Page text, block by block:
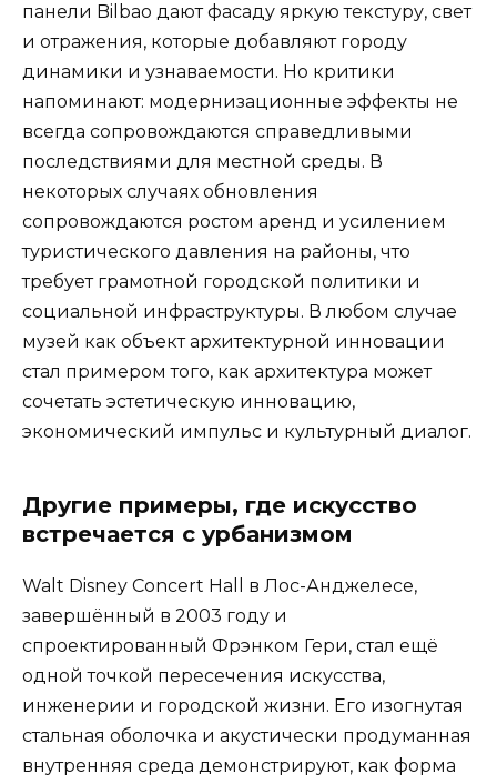
панели Bilbao дают фасаду яркую текстуру, свет
и отражения, которые добавляют городу
динамики и узнаваемости. Но критики
напоминают: модернизационные эффекты не
всегда сопровождаются справедливыми
последствиями для местной среды. В
некоторых случаях обновления
сопровождаются ростом аренд и усилением
туристического давления на районы, что
требует грамотной городской политики и
социальной инфраструктуры. В любом случае
музей как объект архитектурной инновации
стал примером того, как архитектура может
сочетать эстетическую инновацию,
экономический импульс и культурный диалог.
Другие примеры, где искусство
встречается с урбанизмом
Walt Disney Concert Hall в Лос-Анджелесе,
завершённый в 2003 году и
спроектированный Фрэнком Гери, стал ещё
одной точкой пересечения искусства,
инженерии и городской жизни. Его изогнутая
стальная оболочка и акустически продуманная
внутренняя среда демонстрируют, как форма